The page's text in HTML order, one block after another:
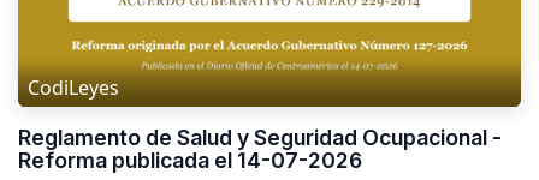
CodiLeyes
Reglamento de Salud y Seguridad Ocupacional -
Reforma publicada el 14-07-2026